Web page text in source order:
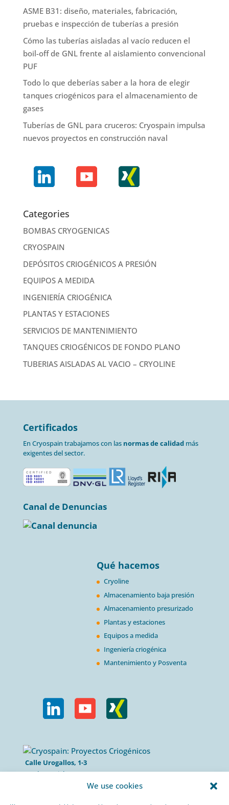
We use cookies
ASME B31: diseño, materiales, fabricación,
pruebas e inspección de tuberías a presión
Cómo las tuberías aisladas al vacío reducen el
boil-off de GNL frente al aislamiento convencional
PUF
Todo lo que deberías saber a la hora de elegir
tanques criogénicos para el almacenamiento de
gases
Tuberías de GNL para cruceros: Cryospain impulsa
nuevos proyectos en construcción naval
Categories
BOMBAS CRYOGENICAS
CRYOSPAIN
DEPÓSITOS CRIOGÉNICOS A PRESIÓN
EQUIPOS A MEDIDA
INGENIERÍA CRIOGÉNICA
PLANTAS Y ESTACIONES
SERVICIOS DE MANTENIMIENTO
TANQUES CRIOGÉNICOS DE FONDO PLANO
TUBERIAS AISLADAS AL VACIO – CRYOLINE
Certificados
En Cryospain trabajamos con las normas de calidadmás
exigentes del sector.
Canal de Denuncias
Qué hacemos
Cryoline
Almacenamiento baja presión
Almacenamiento presurizado
Plantas y estaciones
Equipos a medida
Ingeniería criogénica
Mantenimiento y Posventa
Calle Urogallos, 1-3
P.I. El Cascajal 28320